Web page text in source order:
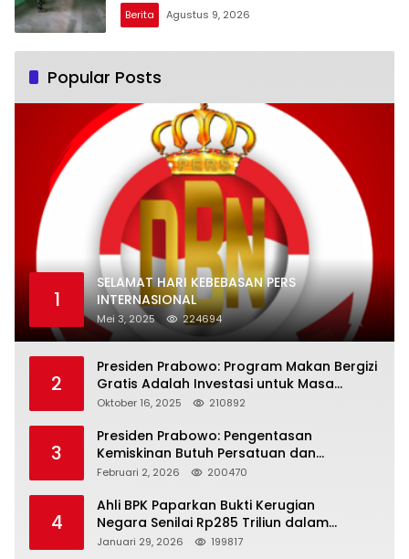
Berita Agustus 9, 2026
Popular Posts
1
SELAMAT HARI KEBEBASAN PERS
INTERNASIONAL
Mei 3, 2025 224694
2
Presiden Prabowo: Program Makan Bergizi
Gratis Adalah Investasi untuk Masa
Depan Bangsa
Oktober 16, 2025 210892
3
Presiden Prabowo: Pengentasan
Kemiskinan Butuh Persatuan dan
Kepemimpinan yang Bertanggung Jawab
Februari 2, 2026 200470
4
Ahli BPK Paparkan Bukti Kerugian
Negara Senilai Rp285 Triliun dalam
Persidangan Korupsi PT Pertamina
Januari 29, 2026 199817